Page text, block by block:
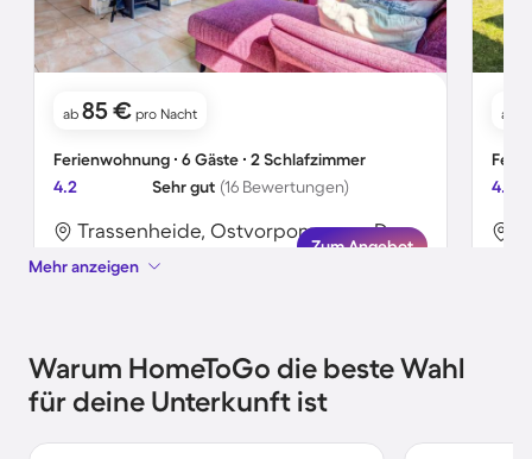
ab 85 € pro Nacht
Ferienwohnung ∙ 6 Gäste ∙ 2 Schlafzimmer
4.2
Sehr gut (16 Bewertungen)
Trassenheide, Ostvorpommern, Deutschland
Zum Angebot
ab
4.0
Mehr anzeigen
Warum HomeToGo die beste Wahl
für deine Unterkunft ist